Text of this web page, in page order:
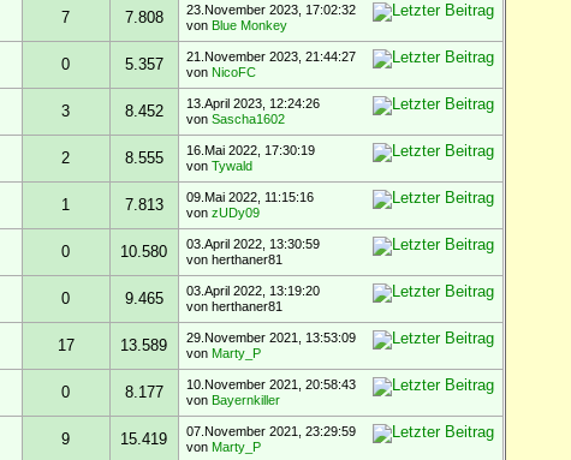
7 7.808
23.November 2023, 17:02:32
von Blue Monkey
0 5.357
21.November 2023, 21:44:27
von NicoFC
3 8.452
13.April 2023, 12:24:26
vonSascha1602
2 8.555
16.Mai 2022, 17:30:19
vonTywald
1 7.813
09.Mai 2022, 11:15:16
vonzUDy09
0 10.580
03.April 2022, 13:30:59
von herthaner81
0 9.465
03.April 2022, 13:19:20
von herthaner81
17 13.589
29.November 2021, 13:53:09
von Marty_P
0 8.177
10.November 2021, 20:58:43
von Bayernkiller
9 15.419
07.November 2021, 23:29:59
von Marty_P